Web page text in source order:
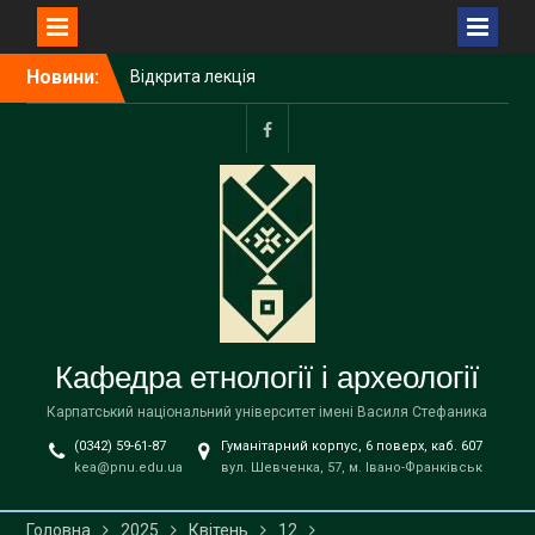
Новини:
Відкрита лекція
Пшемислава Макаровича
(Przemysław Makarowicz)
– відомого польського
археолога, доктора
габілітованого,
професора Інституту
доісторії Університету
імені Адама Міцкевича в
Познані (Республіка
Польща) на тему «Bukivna.
brązu nad Dniestrem»
Запрошуємо вступників на
за освітньою програмою
«Етнологія» спеціальності
!
facebook
Кафедра етнології і археології
Карпатський національний університет імені Василя Стефаника
(0342) 59-61-87
kea@pnu.edu.ua
Гуманітарний корпус, 6 поверх, каб. 607
вул. Шевченка, 57, м. Івано-Франківськ
Головна 2025 Квітень 12